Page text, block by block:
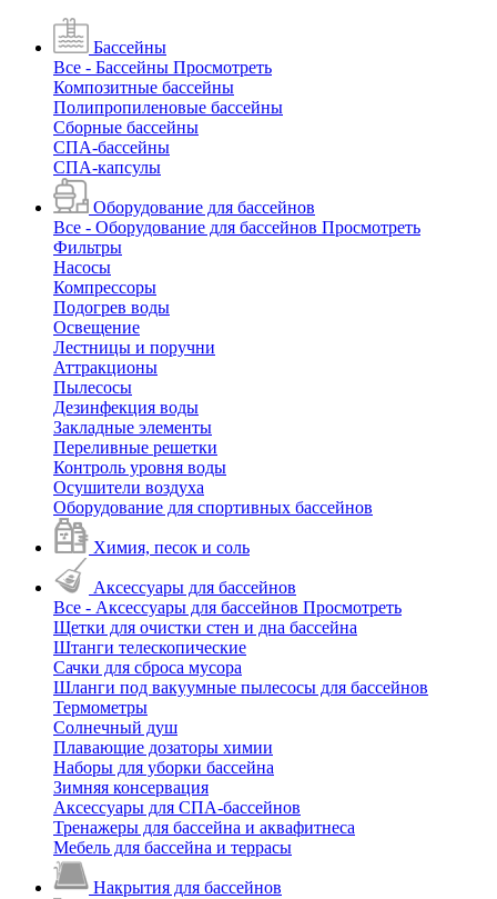
Бассейны
Все - Бассейны Просмотреть
Композитные бассейны
Полипропиленовые бассейны
Сборные бассейны
СПА-бассейны
СПА-капсулы
Оборудование для бассейнов
Все - Оборудование для бассейнов Просмотреть
Фильтры
Насосы
Компрессоры
Подогрев воды
Освещение
Лестницы и поручни
Аттракционы
Пылесосы
Дезинфекция воды
Закладные элементы
Переливные решетки
Контроль уровня воды
Осушители воздуха
Оборудование для спортивных бассейнов
Химия, песок и соль
Аксессуары для бассейнов
Все - Аксессуары для бассейнов Просмотреть
Щетки для очистки стен и дна бассейна
Штанги телескопические
Сачки для сброса мусора
Шланги под вакуумные пылесосы для бассейнов
Термометры
Солнечный душ
Плавающие дозаторы химии
Наборы для уборки бассейна
Зимняя консервация
Аксессуары для СПА-бассейнов
Тренажеры для бассейна и аквафитнеса
Мебель для бассейна и террасы
Накрытия для бассейнов